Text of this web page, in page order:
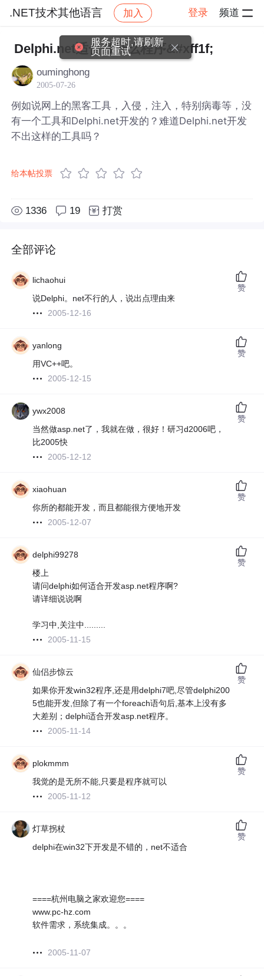
.NET技术其他语言 加入 登录 频道
社区 .NET技术其他语言 帖子详情
Delphi.net适合做什么程序&#xff1f;
ouminghong
2005-07-26
例如说网上的黑客工具，入侵，注入，特别病毒等，没
有一个工具和Delphi.net开发的？难道Delphi.net开发
不出这样的工具吗？
给本帖投票
1336 19 打赏
全部评论
lichaohui
说Delphi。net不行的人，说出点理由来
2005-12-16
赞
yanlong
用VC++吧。
2005-12-15
赞
ywx2008
当然做asp.net了，我就在做，很好！研习d2006吧，
比2005快
2005-12-12
赞
xiaohuan
你所的都能开发，而且都能很方便地开发
2005-12-07
赞
delphi99278
楼上
请问delphi如何适合开发asp.net程序啊?
请详细说说啊
学习中,关注中.........
2005-11-15
赞
仙侣步惊云
如果你开发win32程序,还是用delphi7吧,尽管delphi200
5也能开发,但除了有一个foreach语句后,基本上没有多
大差别；delphi适合开发asp.net程序。
2005-11-14
赞
plokmmm
我觉的是无所不能,只要是程序就可以
2005-11-12
赞
灯草拐杖
delphi在win32下开发是不错的，net不适合
====杭州电脑之家欢迎您====
www.pc-hz.com
软件需求，系统集成。。。
2005-11-07
赞
服务超时,请刷新
页面重试